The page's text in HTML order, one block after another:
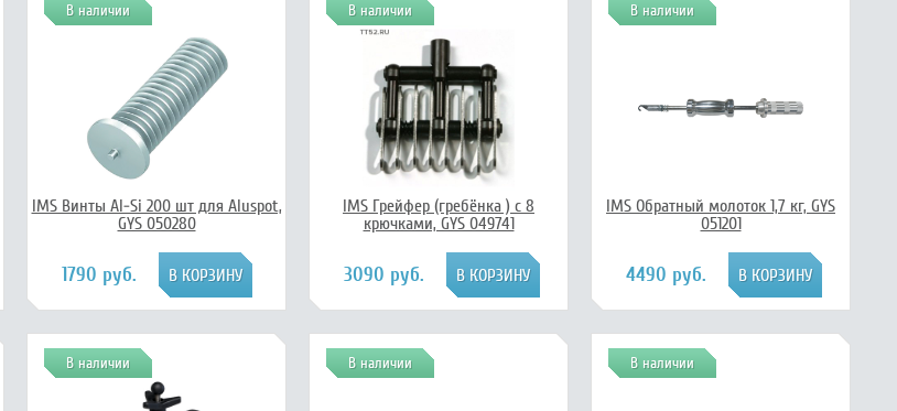
В наличии
IMS Винты Al-Si 200 шт для Aluspot,
GYS 050280
1790 руб.
В наличии
IMS Грейфер (гребёнка ) с 8
крючками, GYS 049741
3090 руб.
В наличии
IMS Обратный молоток 1,7 кг, GYS
051201
4490 руб.
В наличии В наличии В наличии